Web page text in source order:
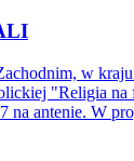
w
"Religia na
na antenie. W